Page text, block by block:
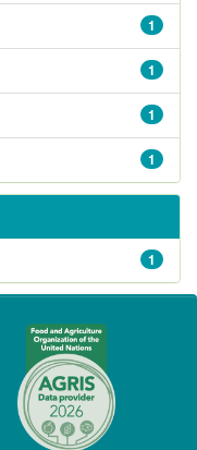
1
1
1
1
1